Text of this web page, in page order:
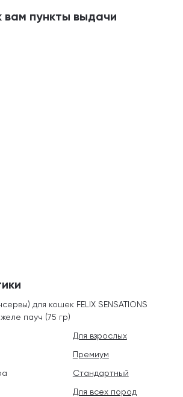
пункты выдачи
для кошек FELIX SENSATIONS
пауч (75 гр)
Для взрослых
Премиум
Стандартный
Для всех пород